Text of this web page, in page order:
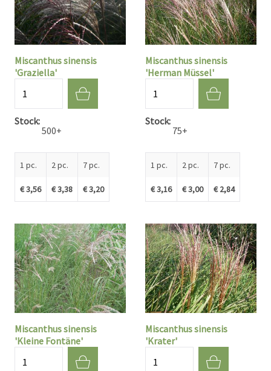
Miscanthus sinensis
'Graziella'
Stock
500+
1 pc.
€ 3,56
2 pc.
€ 3,38
7 pc.
€ 3,20
Miscanthus sinensis
'Herman Müssel'
Stock
75+
1 pc.
€ 3,16
2 pc.
€ 3,00
7 pc.
€ 2,84
Miscanthus sinensis
'Kleine Fontäne'
Miscanthus sinensis
'Krater'